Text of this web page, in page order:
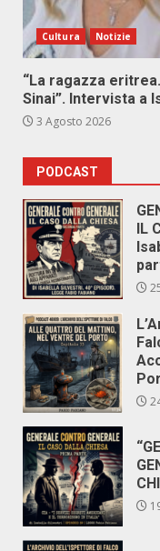
Cultura Notizie
“La ragazza
Sinai”. Intervista a
3 Agosto 2026
PODCAST
IL